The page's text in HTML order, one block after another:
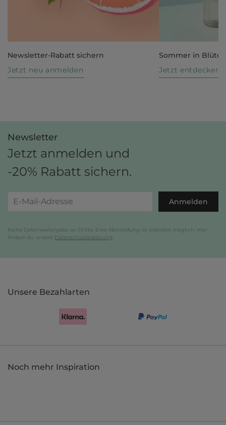
Newsletter-Rabatt sichern
Jetzt neu anmelden
Sommer in Blüte
Jetzt entdecken
Newsletter
Jetzt anmelden und
-20% Rabatt sichern.
Anmelden
Keine Datenweitergabe an Dritte. Eine Abmeldung ist jederzeit möglich. Hier
findest du unsere Datenschutzerklärung
Unsere Bezahlarten
Noch mehr Inspiration